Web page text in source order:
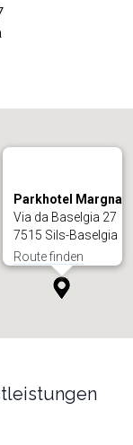
Parkhotel Margna
Via da Baselgia 27
7515 Sils-Baselgia
Route finden